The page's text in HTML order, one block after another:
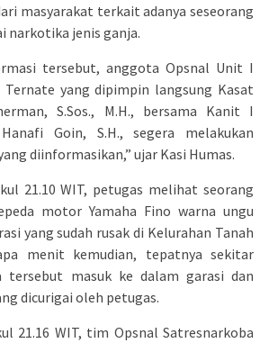
masyarakat terkait adanya seseorang
narkotika jenis ganja.
tersebut, anggota Opsnal Unit I
yang dipimpin langsung Kasat
S.Sos., M.H., bersama Kanit I
Goin, S.H., segera melakukan
diinformasikan,” ujar Kasi Humas.
21.10 WIT, petugas melihat seorang
motor Yamaha Fino warna ungu
yang sudah rusak di Kelurahan Tanah
menit kemudian, tepatnya sekitar
tersebut masuk ke dalam garasi dan
dicurigai oleh petugas.
21.16 WIT, tim Opsnal Satresnarkoba